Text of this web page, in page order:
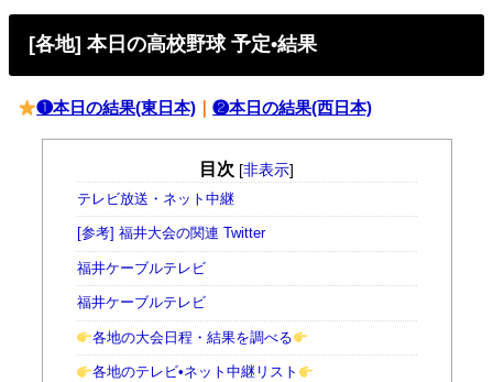
[各地] 本日の高校野球 予定•結果
❶本日の結果(東日本) ｜❷本日の結果(西日本)
目次 [非表示]
テレビ放送・ネット中継
[参考] 福井大会の関連 Twitter
福井ケーブルテレビ
福井ケーブルテレビ
各地の大会日程・結果を調べる
各地のテレビ•ネット中継リスト